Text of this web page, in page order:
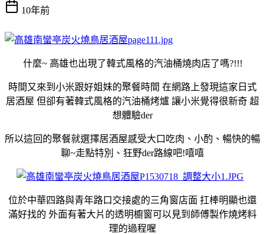
10年前
什麼~ 高雄也出現了韓式風格的汽油桶燒肉店了嗎?!!!
時間又來到小米跟好姐妹的聚餐時間 在網路上發現這家日式
居酒屋 但卻有著韓式風格的汽油桶烤爐 讓小米覺得很新奇 超
想體驗der
所以這回的聚餐就選擇居酒屋感受大口吃肉、小酌、暢快的暢
聊~走點特別、狂野der路線吧!嘻嘻
位於中華四路與青年路口交接處的三角窗店面 扛棒明顯也還
滿好找的 外面有著大片的透明櫥窗可以見到師傅製作燒烤料
理的過程喔